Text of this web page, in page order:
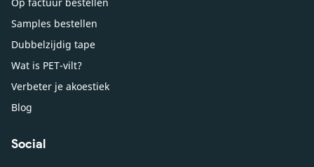
Samples bestellen
Dubbelzijdig tape
Wat is PET-vilt?
Verbeter je akoestiek
Blog
Social